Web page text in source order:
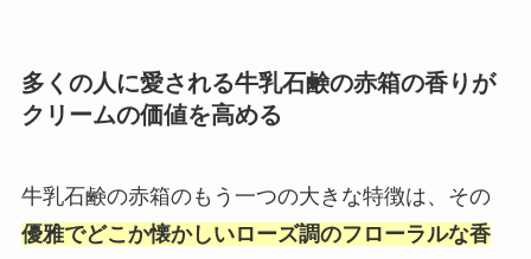
多くの人に愛される牛乳石鹸の赤箱の香りが
クリームの価値を高める
牛乳石鹸の赤箱のもう一つの大きな特徴は、その
優雅でどこか懐かしいローズ調のフローラルな香